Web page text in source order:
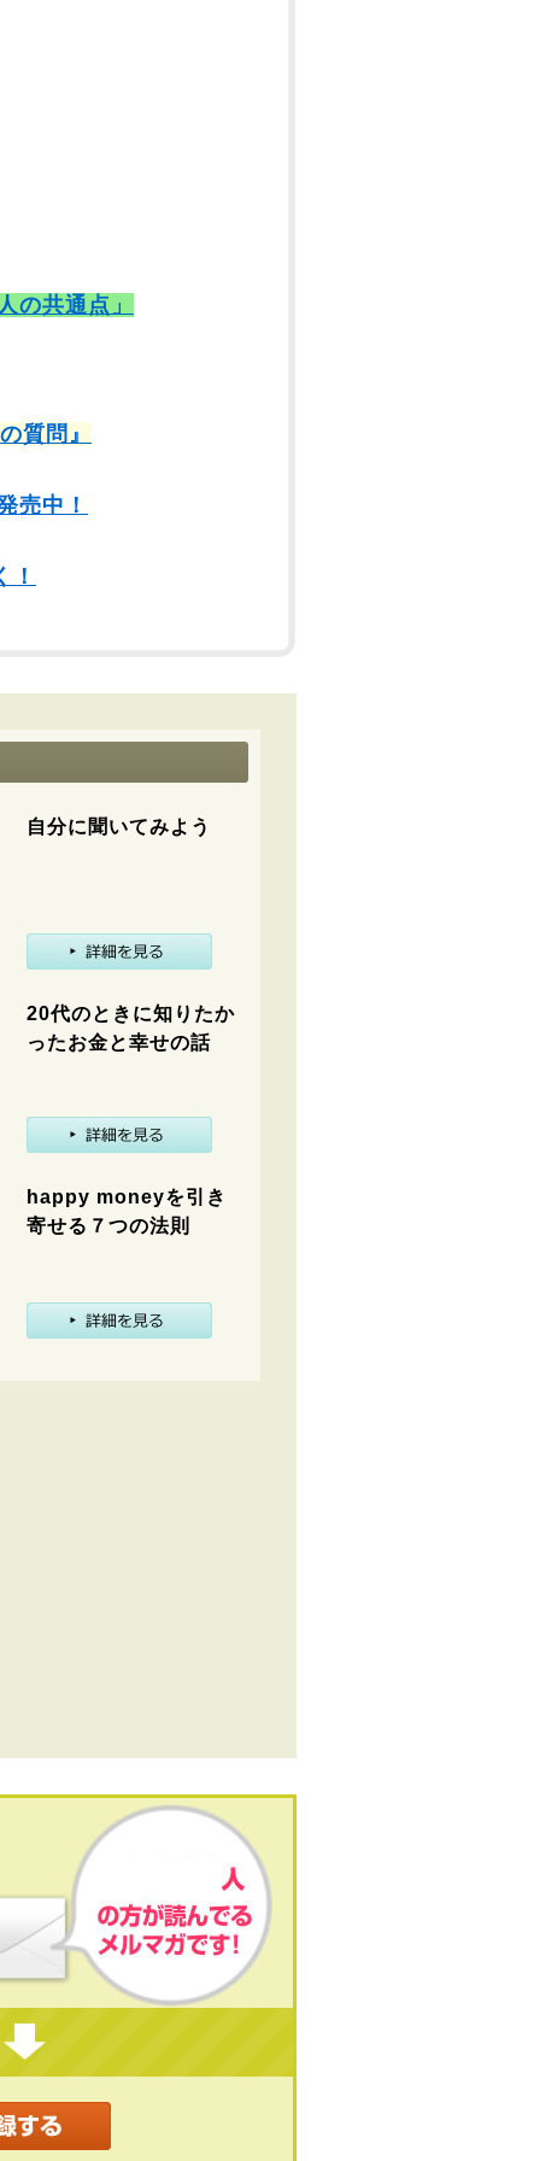
の共通点」
質問』
売中！
自分に聞いてみよう
20代のときに知りたか
ったお金と幸せの話
happy moneyを引き
寄せる７つの法則